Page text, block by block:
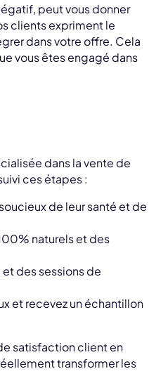
peut vous donner
clients expriment le
dans votre offre. Cela
vous êtes engagé dans
dans la vente de
ces étapes :
de leur santé et de
naturels et des
des sessions de
et recevez un échantillon
satisfaction client en
transformer les